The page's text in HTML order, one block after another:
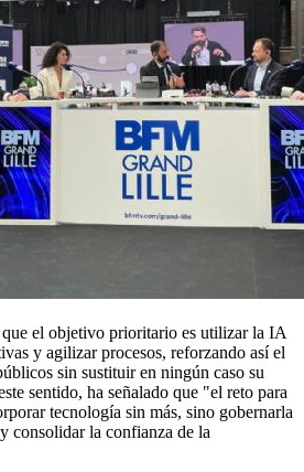
el objetivo prioritario es utilizar la IA
y agilizar procesos, reforzando así el
sin sustituir en ningún caso su
sentido, ha señalado que "el reto para
tecnología sin más, sino gobernarla
consolidar la confianza de la